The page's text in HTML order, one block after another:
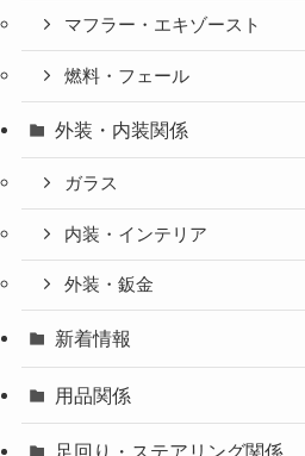
マフラー・エキゾースト
燃料・フェール
外装・内装関係
ガラス
内装・インテリア
外装・鈑金
新着情報
用品関係
足回り・ステアリング関係